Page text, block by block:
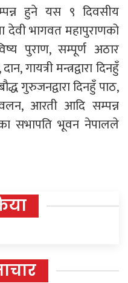
हुने यस ९ दिवसीय
देवी भागवत महापुराणको
पुराण, सम्पूर्ण अठार
गायत्री मन्त्रद्वारा दिनहुँ
गुरुजनद्वारा दिनहुँ पाठ,
आरती आदि सम्पन्न
सभापति भूवन नेपालले